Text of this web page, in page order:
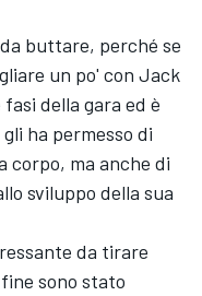
buttare, perché se
un po' con Jack
della gara ed è
ha permesso di
corpo, ma anche di
sviluppo della sua
da tirare
sono stato